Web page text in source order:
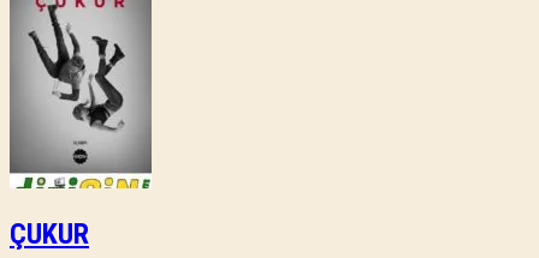
ÇUKUR